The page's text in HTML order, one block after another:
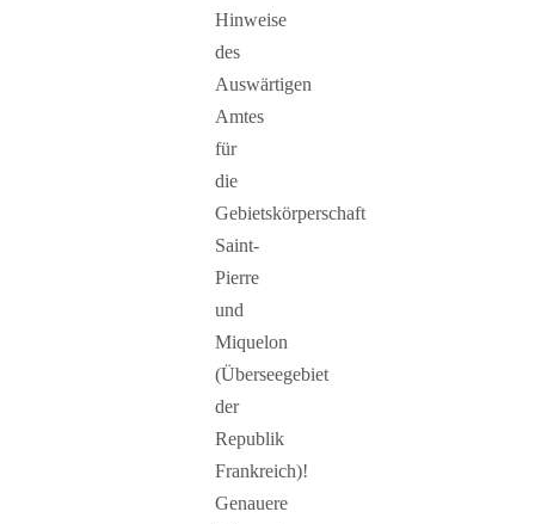
Hinweise
des
Auswärtigen
Amtes
für
die
Gebietskörperschaft
Saint-
Pierre
und
Miquelon
(Überseegebiet
der
Republik
Frankreich)!
Genauere